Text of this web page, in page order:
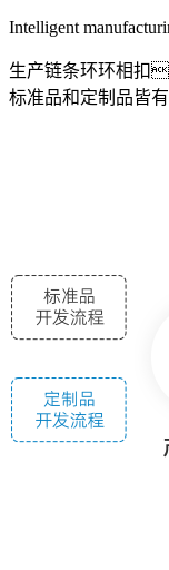
Intelligent
生产链条环环相
标准品和定制品皆